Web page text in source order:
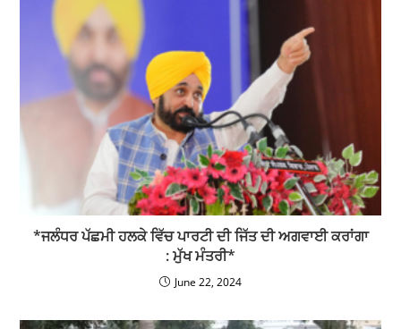
*ਜਲੰਧਰ ਪੱਛਮੀ ਹਲਕੇ ਵਿੱਚ ਪਾਰਟੀ ਦੀ ਜਿੱਤ ਦੀ ਅਗਵਾਈ ਕਰਾਂਗਾ
: ਮੁੱਖ ਮੰਤਰੀ*
June 22, 2024